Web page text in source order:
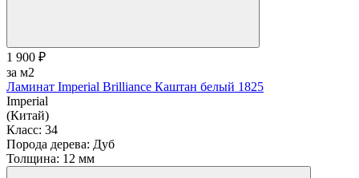
1 900 ₽
за м2
Ламинат Imperial Brilliance Каштан белый 1825
Imperial
(Китай)
Класс: 34
Порода дерева: Дуб
Толщина: 12 мм